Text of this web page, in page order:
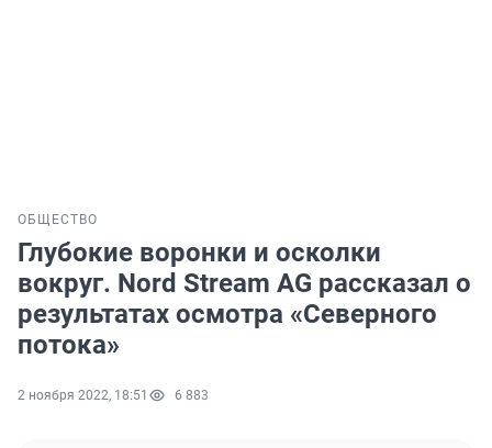
ОБЩЕСТВО
Глубокие воронки и осколки
вокруг. Nord Stream AG рассказал о
результатах осмотра «Северного
потока»
2 ноября 2022, 18:51 6 883